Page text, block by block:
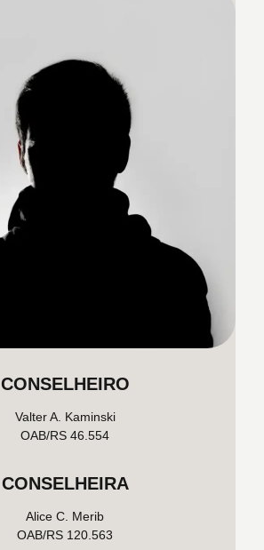
CONSELHEIRO
Valter A. Kaminski
OAB/RS 46.554
CONSELHEIRA
Alice C. Merib
OAB/RS 120.563